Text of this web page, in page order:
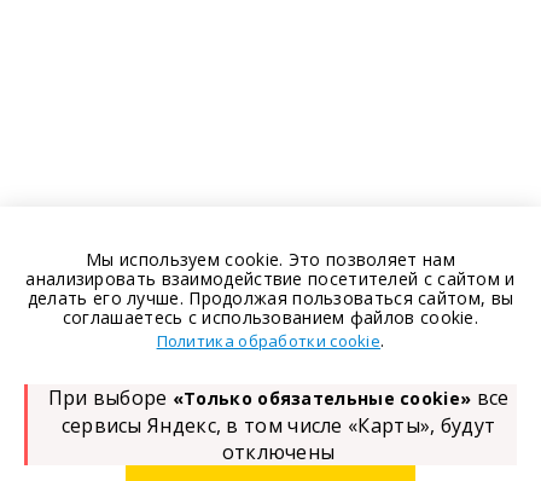
Мы используем cookie. Это позволяет нам
анализировать взаимодействие посетителей с сайтом и
делать его лучше. Продолжая пользоваться сайтом, вы
соглашаетесь с использованием файлов cookie.
Политика обработки cookie.
При выборе «Только обязательные cookie» все
сервисы Яндекс, в том числе «Карты», будут
отключены